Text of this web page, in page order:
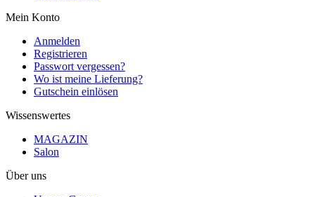
Mein Konto
Anmelden
Registrieren
Passwort vergessen?
Wo ist meine Lieferung?
Gutschein einlösen
Wissenswertes
MAGAZIN
Salon
Über uns